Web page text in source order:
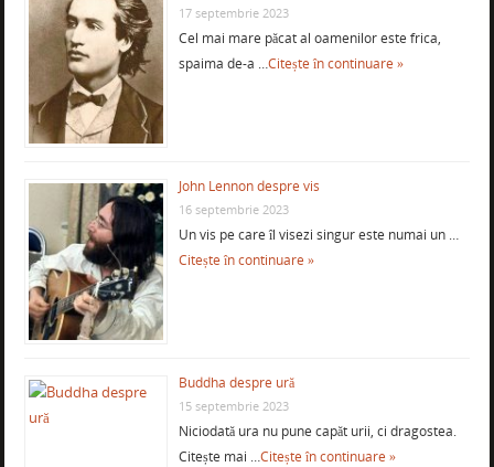
17 septembrie 2023
Cel mai mare păcat al oamenilor este frica,
spaima de-a …Citește în continuare »
John Lennon despre vis
16 septembrie 2023
Un vis pe care îl visezi singur este numai un …
Citește în continuare »
Buddha despre ură
15 septembrie 2023
Niciodată ura nu pune capăt urii, ci dragostea.
Citește mai …Citește în continuare »